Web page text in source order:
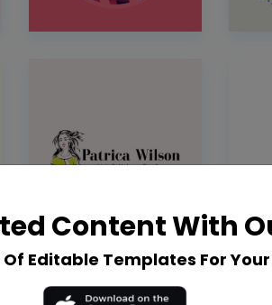
Content With
Editable Templates For